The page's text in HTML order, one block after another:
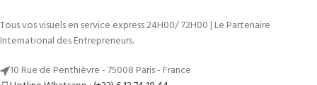
Tous vos visuels en service express 24H00/ 72H00 | Le Partenaire
International des Entrepreneurs.
10 Rue de Penthièvre - 75008 Paris - France